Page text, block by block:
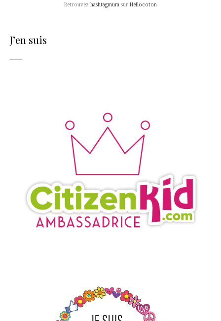
Retrouvez hashtagmum sur Hellocoton
J’en suis